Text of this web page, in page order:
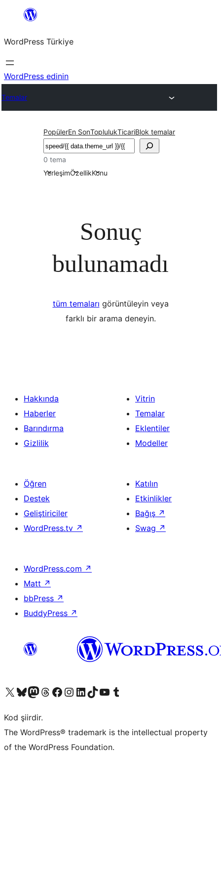
İçeriğe
WordPress Türkiye
WordPress edinin
Temalar
PopülerEn SonToplulukTicariBlok temalar
Ara
0 tema
YerleşimÖzellikKonu
Sonuç
bulunamadı
tüm temaları görüntüleyin veya
farklı bir arama deneyin.
Hakkında
Haberler
Barındırma
Gizlilik
Vitrin
Temalar
Eklentiler
Modeller
Öğren
Destek
Geliştiriciler
WordPress.tv ↗
Katılın
Etkinlikler
Bağış ↗
Swag ↗
WordPress.com ↗
Matt ↗
bbPress ↗
BuddyPress ↗
X (eski Twitter) hesabımıza bakın
Bluesky hesabımızı ziyaret edinMastodon hesabımızı ziyaret edinThreads hesabımızı ziyaret edinFacebook sayfamızı ziyaret edinInstagram hesabımızı ziyaret edinLinkedIn hesabımızı ziyaret edinTikTok hesabımızı ziyaret edinYouTube kanalımızı ziyaret edinTumblr hesabımızı ziyaret edin
Kod şiirdir.
The WordPress® trademark is the intellectual property
of the WordPress Foundation.